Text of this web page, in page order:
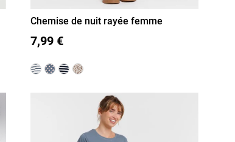
S M
Chemise de nuit rayée femme
7,99 €